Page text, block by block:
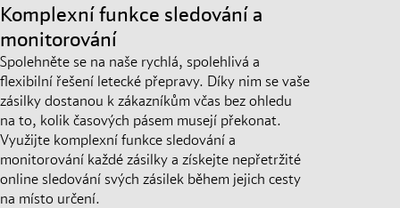
Komplexní funkce sledování a
monitorování
Spolehněte se na naše rychlá, spolehlivá a
flexibilní řešení letecké přepravy. Díky nim se vaše
zásilky dostanou k zákazníkům včas bez ohledu
na to, kolik časových pásem musejí překonat.
Využijte komplexní funkce sledování a
monitorování každé zásilky a získejte nepřetržité
online sledování svých zásilek během jejich cesty
na místo určení.